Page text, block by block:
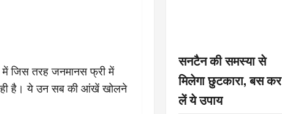
में जिस तरह जनमानस फ्री में
रही है। ये उन सब की आंखें खोलने
सनटैन की समस्या से
मिलेगा छुटकारा, बस कर
लें ये उपाय